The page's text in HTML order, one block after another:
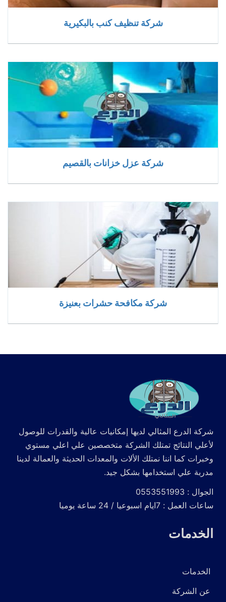
شركة تنظيف كنب بالبكيرية
شركة عزل خزانات بالقصيم
شركة مكافحة حشرات بعنيزة
شركة الدرع المثالي لديها إمكانيات عالية والقدرات للوصول
لأعلي النتائج تمتلك الشركة متخصصين علي اعلي مستوي
وخبرات كما اننا نمتلك الألات والمعدات الحديثة والعمالة لدينا
مدربة علي استخدامها بشكل جيد.
الجوال : 0553551993
ساعات العمل : 7ايام اسبوعيا / 24 ساعة يوميا
الخدمات
الخدمات
عن الشركة